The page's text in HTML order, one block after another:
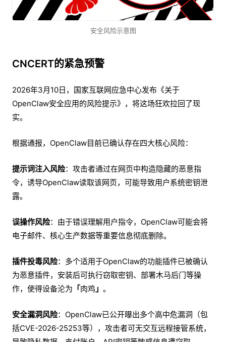
安全风险示意图
CNCERT的紧急预警
2026年3月10日，国家互联网应急中心发布《关于
OpenClaw安全应用的风险提示》，将这场狂欢拉回了现
实。
根据通报，OpenClaw目前已确认存在四大核心风险：
提示词注入风险：攻击者通过在网页中构造隐藏的恶意指
令，诱导OpenClaw读取该网页，可能导致用户系统密钥泄
露。
误操作风险：由于错误理解用户指令，OpenClaw可能会将
电子邮件、核心生产数据等重要信息彻底删除。
插件投毒风险：多个适用于OpenClaw的功能插件已被确认
为恶意插件，安装后可执行窃取密钥、部署木马后门等操
作，使得设备沦为 「肉鸡 」 。
安全漏洞风险：OpenClaw已公开曝出多个高中危漏洞（包
括CVE-2026-25253等），攻击者可无交互远程接管系统，